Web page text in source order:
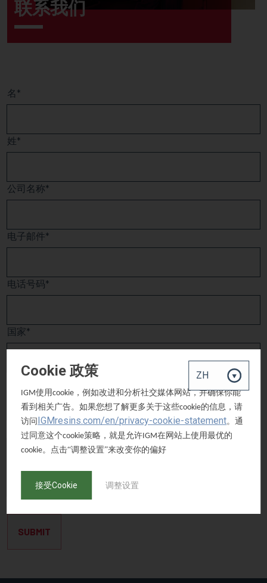
联系我们
名
姓
公司名称
电子邮件
电话号码
国家
话题
描述
SUBMIT
Cookie 政策
IGM使用cookie ，例如改进和分析社交媒体网站，并确保你能
看到相关广告。如果您想了解更多关于这些cookie的信息，请
访问IGMresins.com/en/privacy-cookie-statement。通
过同意这个cookie策略，就是允许IGM在网站上使用最优的
cookie。点击“调整设置”来改变你的偏好
接受Cookie 调整设置